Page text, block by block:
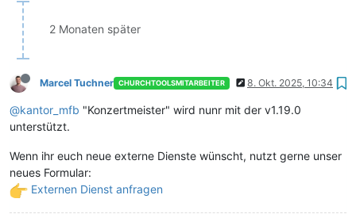
2 Monaten später
Marcel Tuchner CHURCHTOOLSMITARBEITER 8. Okt. 2025, 10:34
@kantor_mfb "Konzertmeister" wird nunr mit der v1.19.0
unterstützt.
Wenn ihr euch neue externe Dienste wünscht, nutzt gerne unser
neues Formular:
Externen Dienst anfragen